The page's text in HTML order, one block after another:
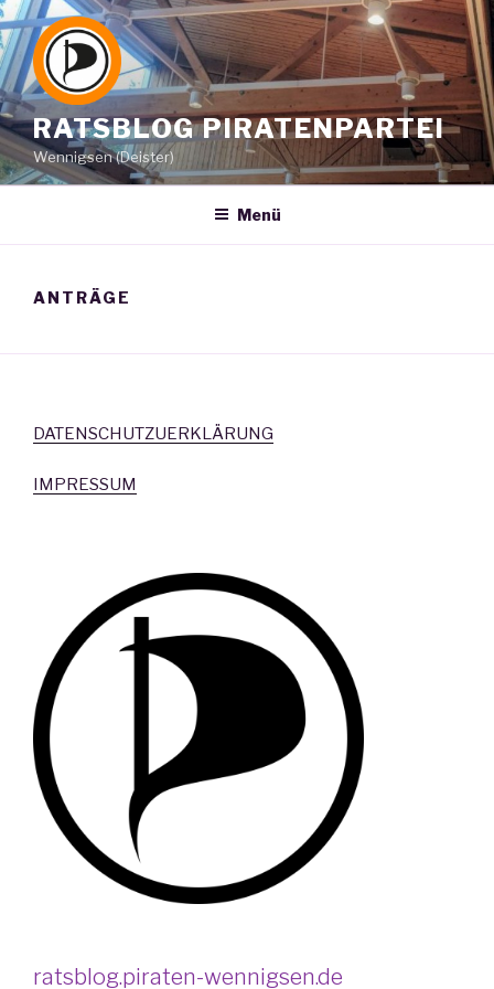
Zum
Inhalt
springen
RATSBLOG PIRATENPARTEI
Wennigsen (Deister)
Menü
ANTRÄGE
DATENSCHUTZUERKLÄRUNG
IMPRESSUM
ratsblog.piraten-wennigsen.de